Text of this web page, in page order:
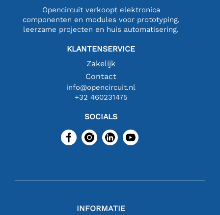
Opencircuit verkoopt elektronica
componenten en modules voor prototyping,
leerzame projecten en huis automatisering.
KLANTENSERVICE
Zakelijk
Contact
info@opencircuit.nl
+32 460231475
SOCIALS
INFORMATIE